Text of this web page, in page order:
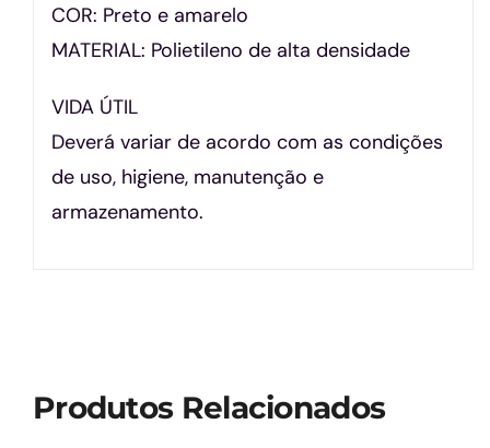
COR: Preto e amarelo
MATERIAL: Polietileno de alta densidade
VIDA ÚTIL
Deverá variar de acordo com as condições
de uso, higiene, manutenção e
armazenamento.
Produtos Relacionados